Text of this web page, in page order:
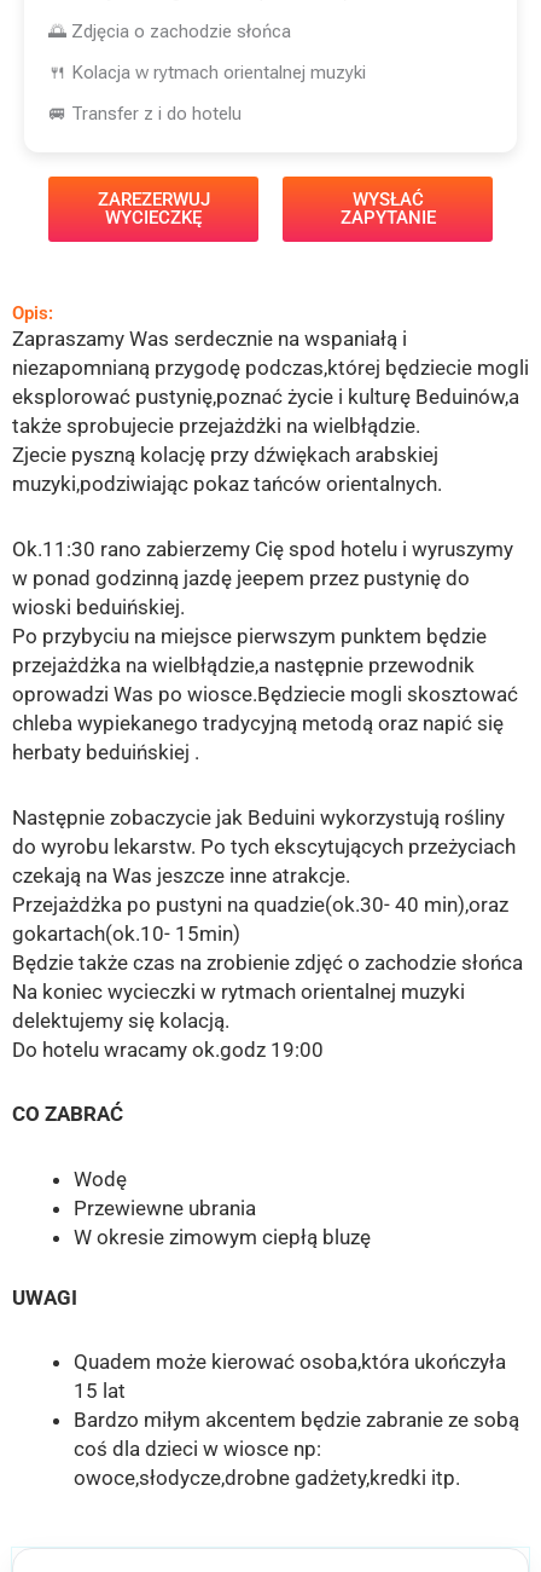
🌅 Zdjęcia o zachodzie słońca
🍴 Kolacja w rytmach orientalnej muzyki
🚐 Transfer z i do hotelu
ZAREZERWUJ
WYCIECZKĘ
WYSŁAĆ
ZAPYTANIE
Opis:
Zapraszamy Was serdecznie na wspaniałą i
niezapomnianą przygodę podczas,której będziecie mogli
eksplorować pustynię,poznać życie i kulturę Beduinów,a
także sprobujecie przejażdżki na wielbłądzie.
Zjecie pyszną kolację przy dźwiękach arabskiej
muzyki,podziwiając pokaz tańców orientalnych.
Ok.11:30 rano zabierzemy Cię spod hotelu i wyruszymy
w ponad godzinną jazdę jeepem przez pustynię do
wioski beduińskiej.
Po przybyciu na miejsce pierwszym punktem będzie
przejażdżka na wielbłądzie,a następnie przewodnik
oprowadzi Was po wiosce.Będziecie mogli skosztować
chleba wypiekanego tradycyjną metodą oraz napić się
herbaty beduińskiej .
Następnie zobaczycie jak Beduini wykorzystują rośliny
do wyrobu lekarstw. Po tych ekscytujących przeżyciach
czekają na Was jeszcze inne atrakcje.
Przejażdżka po pustyni na quadzie(ok.30- 40 min),oraz
gokartach(ok.10- 15min)
Będzie także czas na zrobienie zdjęć o zachodzie słońca
Na koniec wycieczki w rytmach orientalnej muzyki
delektujemy się kolacją.
Do hotelu wracamy ok.godz 19:00
CO ZABRAĆ
Wodę
Przewiewne ubrania
W okresie zimowym ciepłą bluzę
UWAGI
Quadem może kierować osoba,która ukończyła
15 lat
Bardzo miłym akcentem będzie zabranie ze sobą
coś dla dzieci w wiosce np:
owoce,słodycze,drobne gadżety,kredki itp.